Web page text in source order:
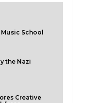
School
the Nazi
Creative